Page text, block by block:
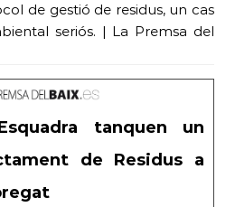
de gestió de residus, un cas
seriós. | La Premsa del
tanquen un
de Residus a